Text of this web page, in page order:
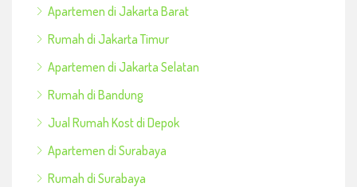
Apartemen di Jakarta Barat
Rumah di Jakarta Timur
Apartemen di Jakarta Selatan
Rumah di Bandung
Jual Rumah Kost di Depok
Apartemen di Surabaya
Rumah di Surabaya